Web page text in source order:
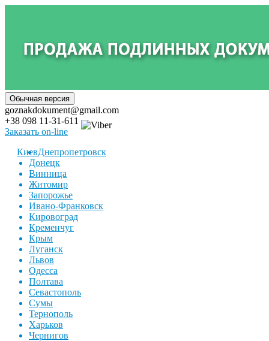
goznakdokument@gmail.com
+38 098 11-31-611
Заказать on-line
КиевДнепропетровск
Донецк
Винница
Житомир
Запорожье
Ивано-Франковск
Кировоград
Кременчуг
Крым
Луганск
Львов
Одесса
Полтава
Севастополь
Сумы
Тернополь
Харьков
Чернигов